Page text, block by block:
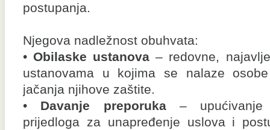
postupanja.
Njegova nadležnost obuhvata:
• Obilaske ustanova – redovne,
ustanovama u kojima se nalaze
jačanja njihove zaštite.
• Davanje preporuka– upućivanje
prijedloga za unapređenje uslova i